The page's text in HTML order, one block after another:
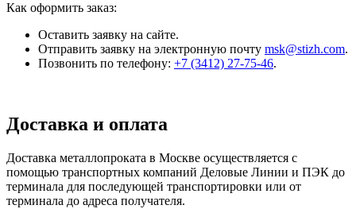
Как оформить заказ:
Оставить заявку на сайте.
Отправить заявку на электронную почту msk@stizh.com.
Позвонить по телефону: +7 (3412) 27-75-46.
Доставка и оплата
Доставка металлопроката в Москве осуществляется с
помощью транспортных компаний Деловые Линии и ПЭК до
терминала для последующей транспортировки или от
терминала до адреса получателя.